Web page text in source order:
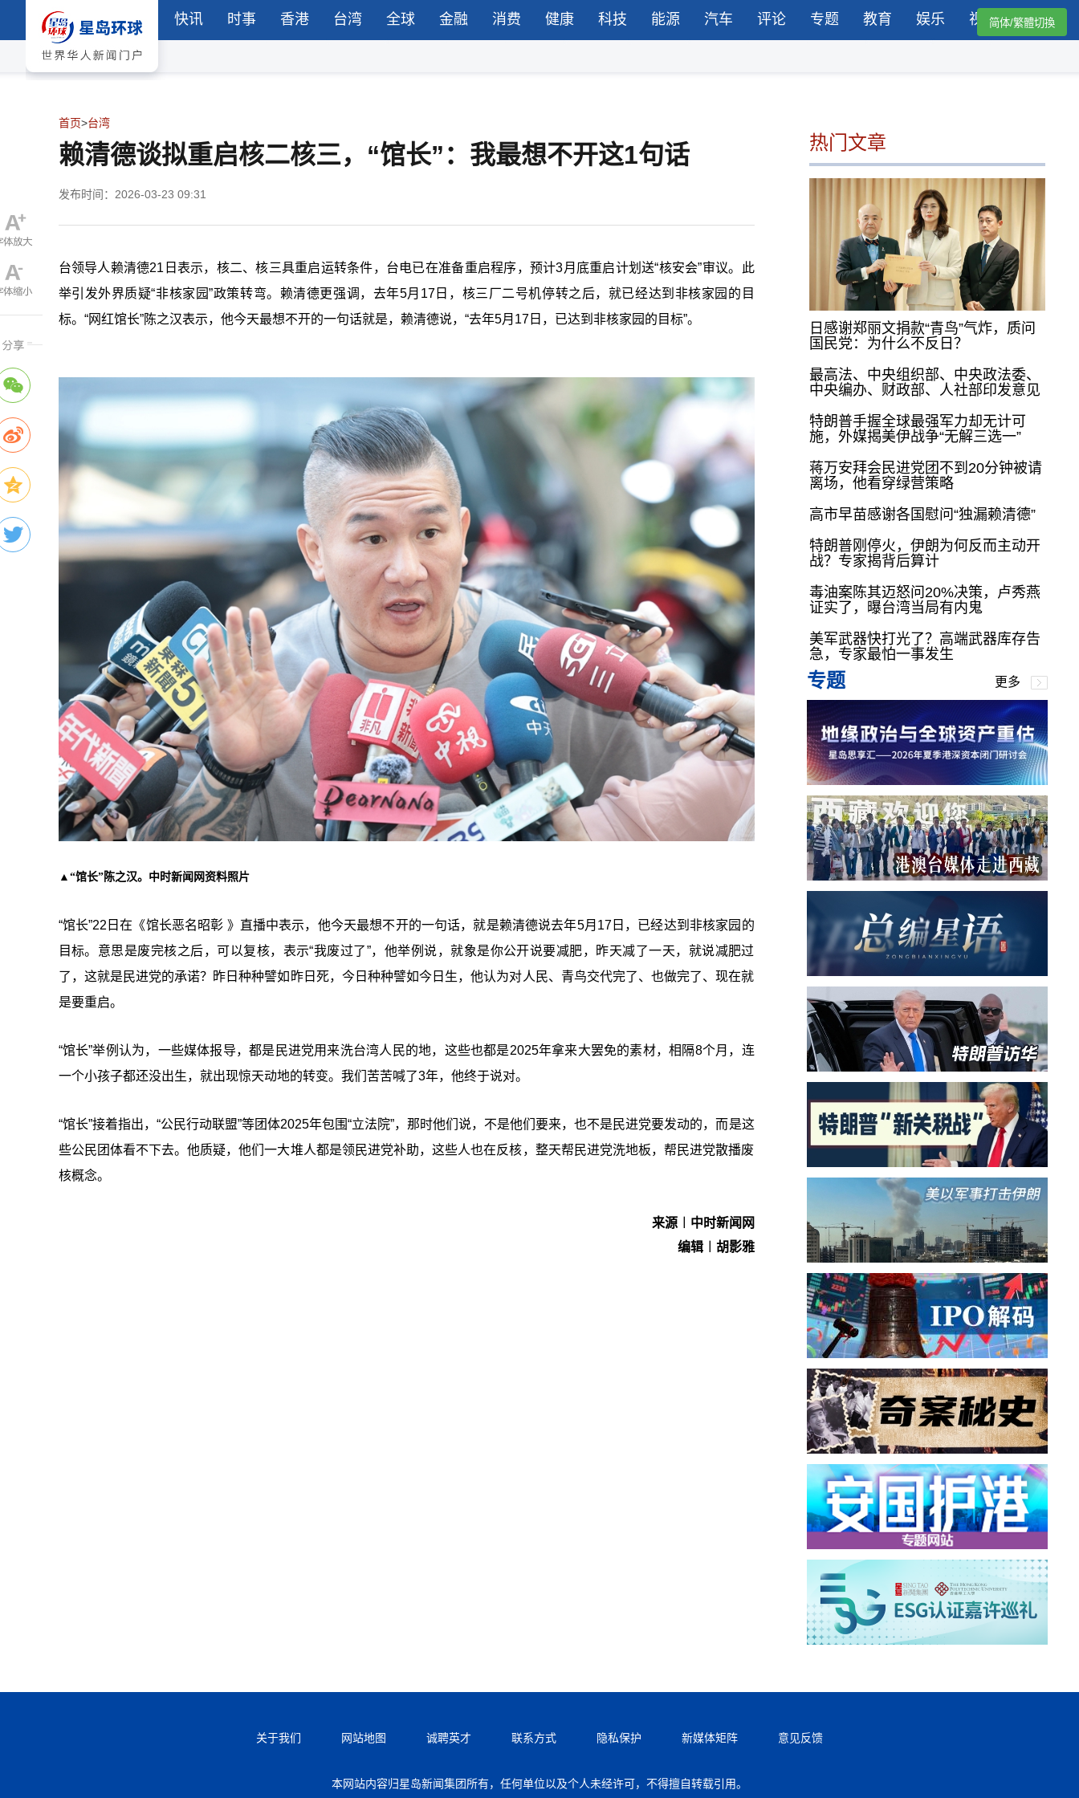
快讯 时事 香港 台湾 全球 金融 消费 健康 科技 能源 汽车 评论 专题 教育 娱乐 视频简体/繁體切換
首页>台湾
赖清德谈拟重启核二核三，“馆长”：我最想不开这1句话
发布时间：2026-03-23 09:31
台领导人赖清德21日表示，核二、核三具重启运转条件，台电已在准备重启程序，预计3月底重启计划送“核安会”审议。此
举引发外界质疑“非核家园”政策转弯。赖清德更强调，去年5月17日，核三厂二号机停转之后，就已经达到非核家园的目
标。“网红馆长”陈之汉表示，他今天最想不开的一句话就是，赖清德说，“去年5月17日，已达到非核家园的目标”。
▲“馆长”陈之汉。中时新闻网资料照片
“馆长”22日在《馆长恶名昭彰 》直播中表示，他今天最想不开的一句话，就是赖清德说去年5月17日，已经达到非核家园的
目标。意思是废完核之后，可以复核，表示“我废过了”，他举例说，就象是你公开说要减肥，昨天减了一天，就说减肥过
了，这就是民进党的承诺？昨日种种譬如昨日死，今日种种譬如今日生，他认为对人民、青鸟交代完了、也做完了、现在就
是要重启。
“馆长”举例认为，一些媒体报导，都是民进党用来洗台湾人民的地，这些也都是2025年拿来大罢免的素材，相隔8个月，连
一个小孩子都还没出生，就出现惊天动地的转变。我们苦苦喊了3年，他终于说对。
“馆长”接着指出，“公民行动联盟”等团体2025年包围“立法院”，那时他们说，不是他们要来，也不是民进党要发动的，而是这
些公民团体看不下去。他质疑，他们一大堆人都是领民进党补助，这些人也在反核，整天帮民进党洗地板，帮民进党散播废
核概念。
来源︱中时新闻网
编辑︱胡影雅
热门文章
日感谢郑丽文捐款“青鸟”气炸，质问
国民党：为什么不反日？
最高法、中央组织部、中央政法委、
中央编办、财政部、人社部印发意见
特朗普手握全球最强军力却无计可
施，外媒揭美伊战争“无解三选一”
蒋万安拜会民进党团不到20分钟被请
离场，他看穿绿营策略
高市早苗感谢各国慰问“独漏赖清德”
特朗普刚停火，伊朗为何反而主动开
战？专家揭背后算计
毒油案陈其迈怒问20%决策，卢秀燕
证实了，曝台湾当局有内鬼
美军武器快打光了？高端武器库存告
急，专家最怕一事发生
专题 更多
关于我们 网站地图 诚聘英才 联系方式 隐私保护 新媒体矩阵 意见反馈
本网站内容归星岛新闻集团所有，任何单位以及个人未经许可，不得擅自转载引用。